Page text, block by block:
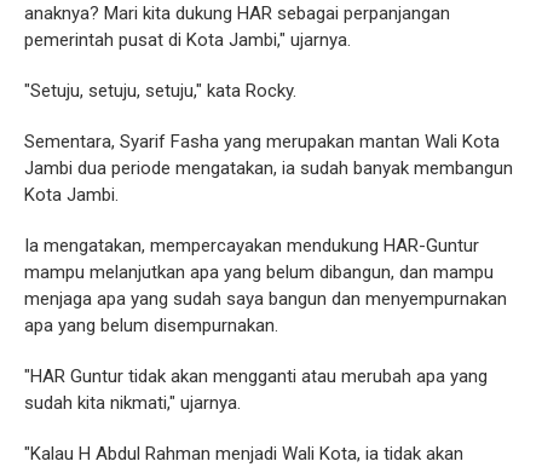
anaknya? Mari kita dukung HAR sebagai perpanjangan
pemerintah pusat di Kota Jambi," ujarnya.
"Setuju, setuju, setuju," kata Rocky.
Sementara, Syarif Fasha yang merupakan mantan Wali Kota
Jambi dua periode mengatakan, ia sudah banyak membangun
Kota Jambi.
Ia mengatakan, mempercayakan mendukung HAR-Guntur
mampu melanjutkan apa yang belum dibangun, dan mampu
menjaga apa yang sudah saya bangun dan menyempurnakan
apa yang belum disempurnakan.
"HAR Guntur tidak akan mengganti atau merubah apa yang
sudah kita nikmati," ujarnya.
"Kalau H Abdul Rahman menjadi Wali Kota, ia tidak akan